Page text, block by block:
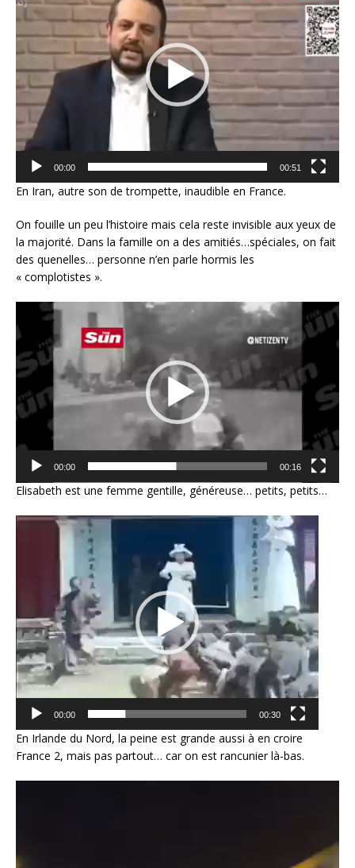
00:00 00:51
En Iran, autre son de trompette, inaudible en France.
On fouille un peu l’histoire mais cela reste invisible aux yeux de
la majorité. Dans la famille on a des amitiés…spéciales, on fait
des quenelles… personne n’en parle hormis les
« complotistes ».
Lecteur
vidéo
00:00 00:16
Elisabeth est une femme gentille, généreuse… petits, petits…
Lecteur
00:00 00:30
En Irlande du Nord, la peine est grande aussi à en croire
France 2, mais pas partout… car on est rancunier là-bas.